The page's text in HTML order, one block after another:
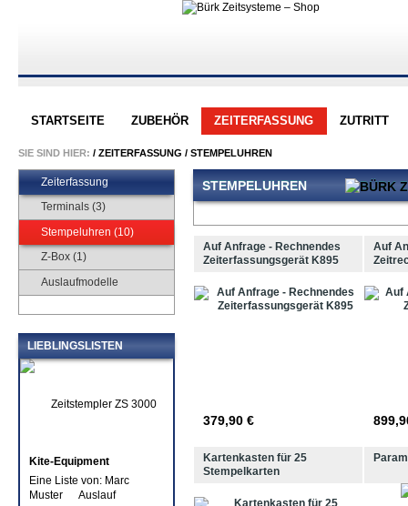
STARTSEITE ZUBEHÖR ZEITERFASSUNG ZUTRITT
SIE SIND HIER: / ZEITERFASSUNG / STEMPELUHREN
Zeiterfassung
Terminals (3)
Stempeluhren (10)
Z-Box (1)
Auslaufmodelle
LIEBLINGSLISTEN
Kite-Equipment
Eine Liste von: Marc
Muster
STEMPELUHREN
Auf Anfrage - Rechnendes
Zeiterfassungsgerät K895
379,90 €
Auf
Kartenkasten für 25
Stempelkarten